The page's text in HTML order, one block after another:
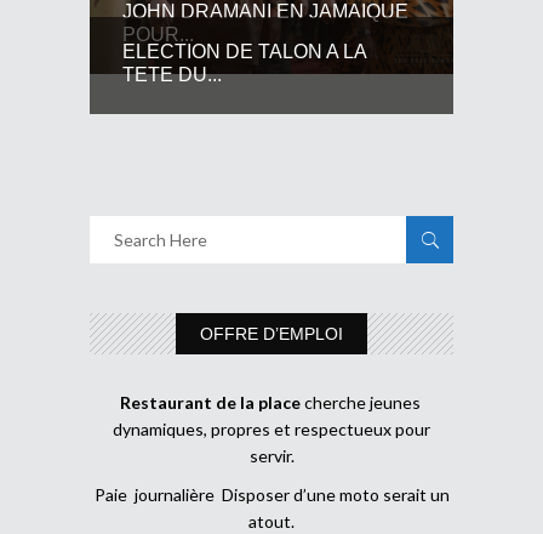
JOHN DRAMANI EN JAMAIQUE
POUR...
ELECTION DE TALON A LA
TETE DU...
OFFRE D’EMPLOI
Restaurant de la placecherche jeunes
dynamiques, propres et respectueux pour
servir.
Paie journalière Disposer d’une moto serait un
atout.